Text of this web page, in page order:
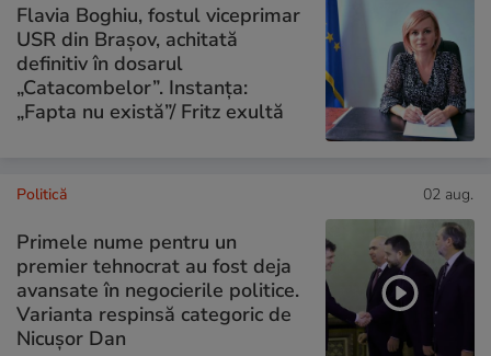
Flavia Boghiu, fostul viceprimar
USR din Brașov, achitată
definitiv în dosarul
„Catacombelor”. Instanța:
„Fapta nu există”/ Fritz exultă
Politică 02 aug.
Primele nume pentru un
premier tehnocrat au fost deja
avansate în negocierile politice.
Varianta respinsă categoric de
Nicușor Dan